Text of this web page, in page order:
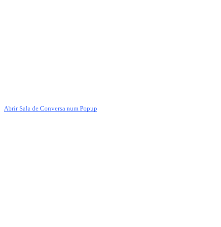
Abrir Sala de Conversa num Popup